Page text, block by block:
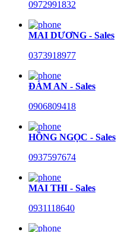
0972991832
MAI DƯƠNG - Sales
0373918977
ĐÀM AN - Sales
0906809418
HỒNG NGỌC - Sales
0937597674
MAI THI - Sales
0931118640